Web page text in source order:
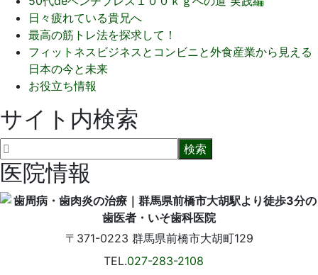
日々疲れている貴兄へ
最高の筋トレ法を探求して！
フィットネスビジネスとコンビニと外食産業から見える
日本の今と未来
お役立ち情報
サイト内検索
医院情報
〒371-0223 群馬県前橋市大胡町129
TEL.027-283-2108